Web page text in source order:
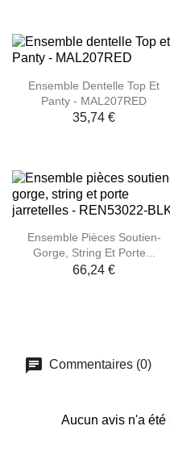
Ensemble Dentelle Top Et
Panty - MAL207RED
35,74 €
Ensemble Pièces Soutien-
Gorge, String Et Porte...
66,24 €
Commentaires (0)
Aucun avis n'a été